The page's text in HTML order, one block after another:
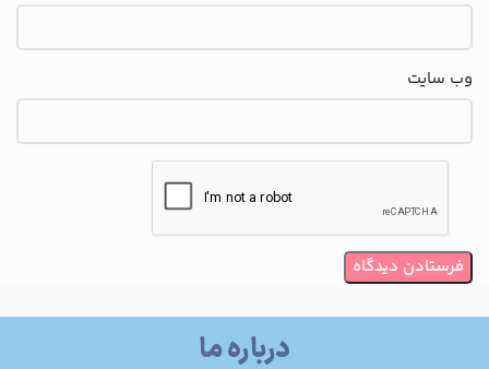
وب‌ سایت
درباره ما